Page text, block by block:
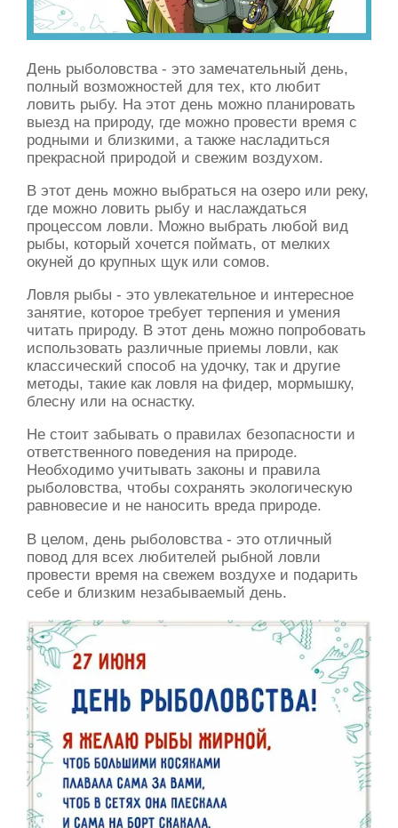
День рыболовства - это замечательный день,
полный возможностей для тех, кто любит
ловить рыбу. На этот день можно планировать
выезд на природу, где можно провести время с
родными и близкими, а также насладиться
прекрасной природой и свежим воздухом.
В этот день можно выбраться на озеро или реку,
где можно ловить рыбу и наслаждаться
процессом ловли. Можно выбрать любой вид
рыбы, который хочется поймать, от мелких
окуней до крупных щук или сомов.
Ловля рыбы - это увлекательное и интересное
занятие, которое требует терпения и умения
читать природу. В этот день можно попробовать
использовать различные приемы ловли, как
классический способ на удочку, так и другие
методы, такие как ловля на фидер, мормышку,
блесну или на оснастку.
Не стоит забывать о правилах безопасности и
ответственного поведения на природе.
Необходимо учитывать законы и правила
рыболовства, чтобы сохранять экологическую
равновесие и не наносить вреда природе.
В целом, день рыболовства - это отличный
повод для всех любителей рыбной ловли
провести время на свежем воздухе и подарить
себе и близким незабываемый день.